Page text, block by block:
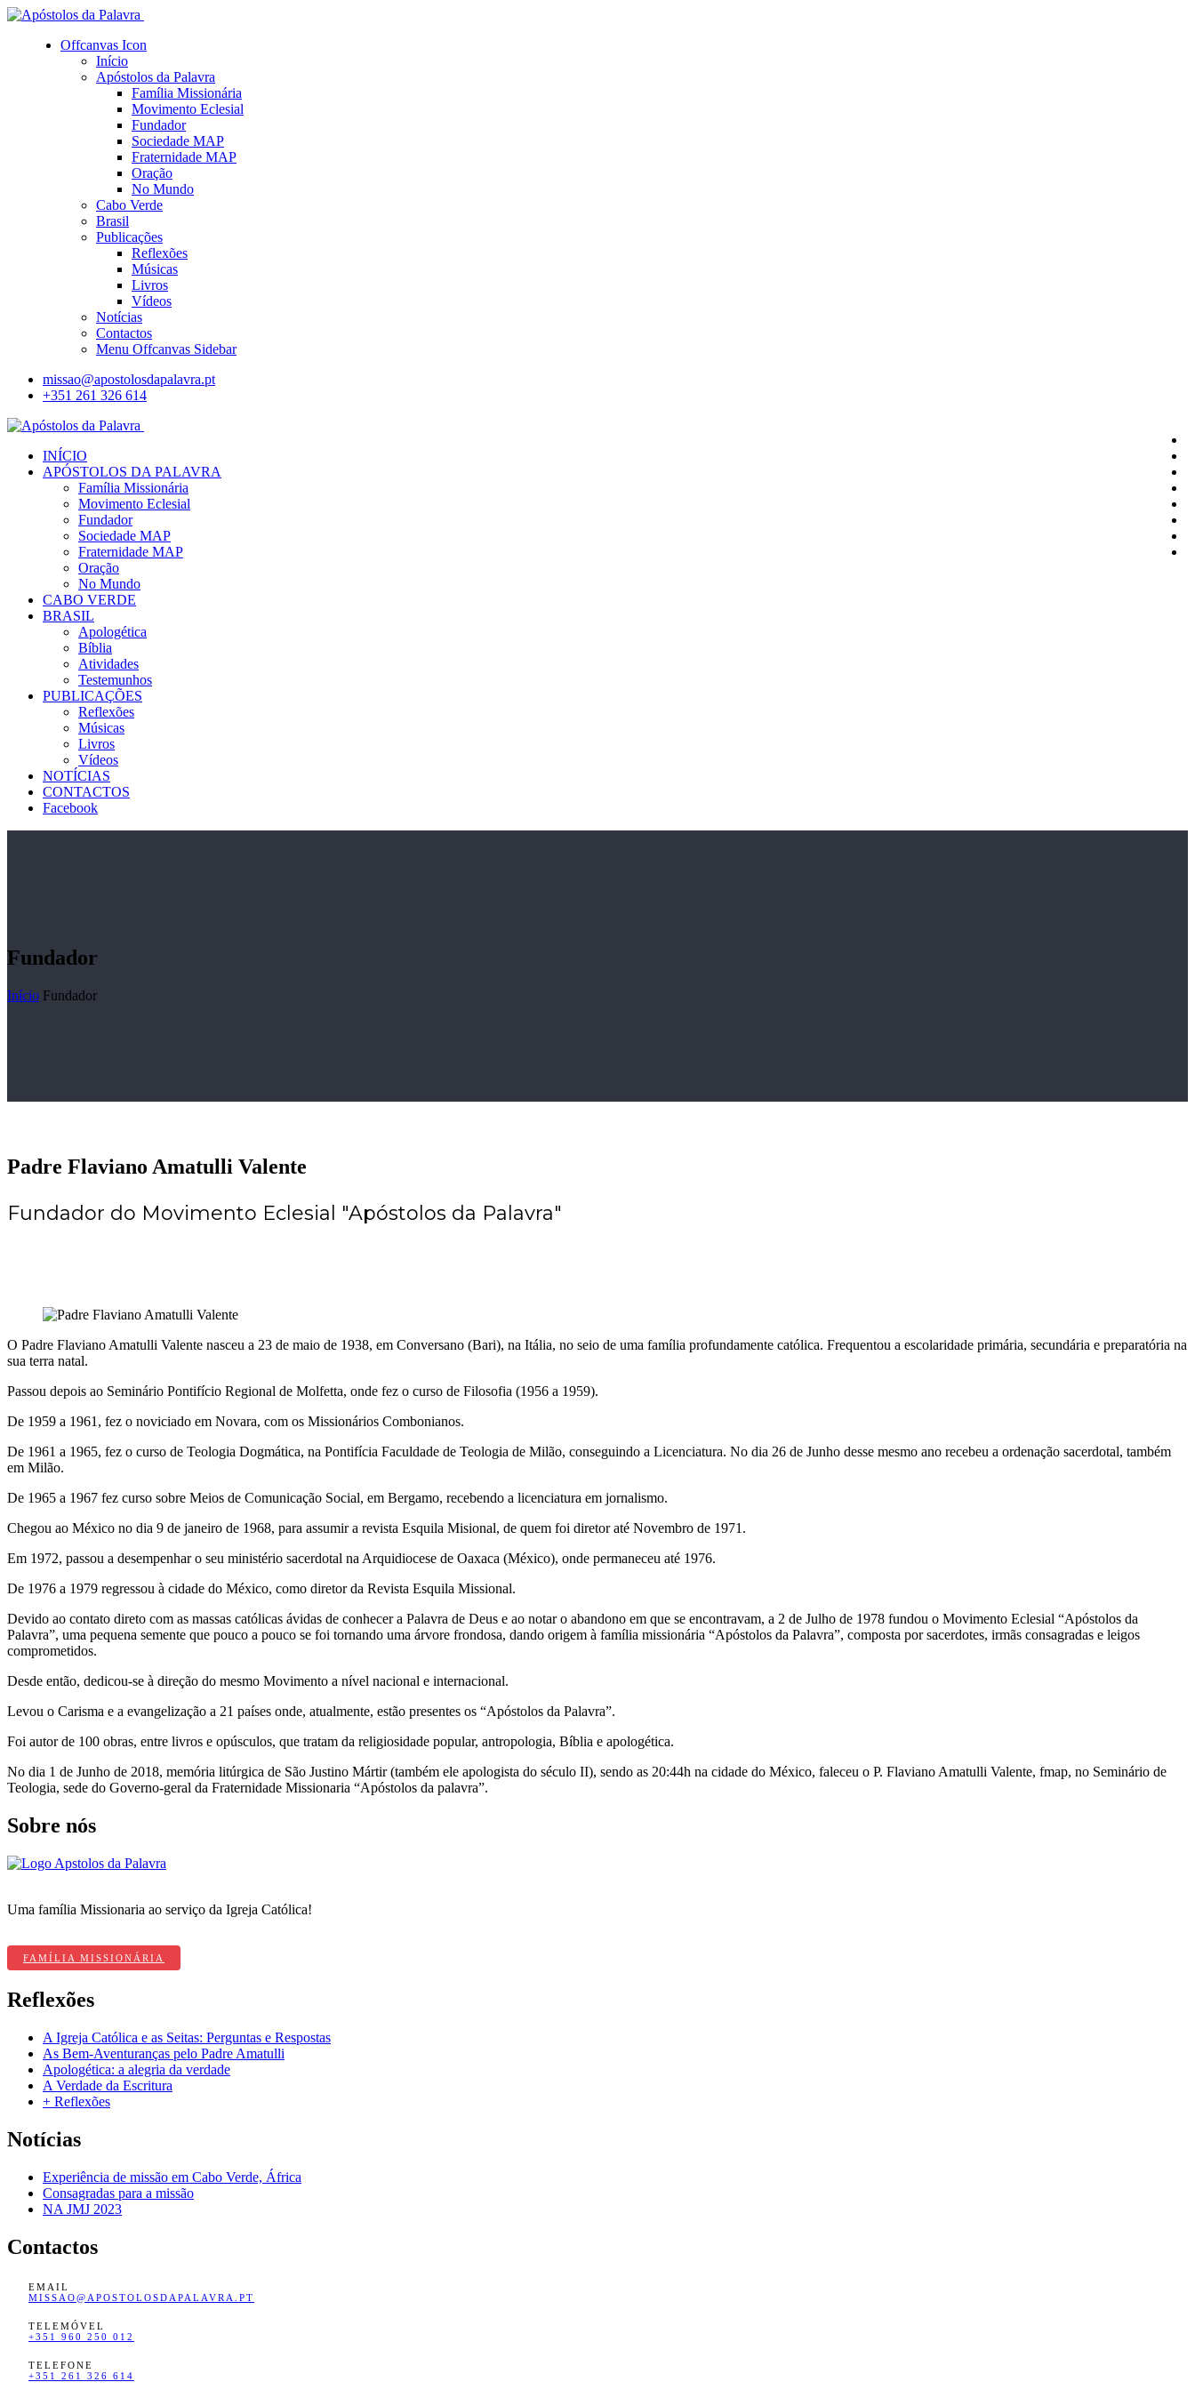
Offcanvas Icon
Início
Apóstolos da Palavra
Família Missionária
Movimento Eclesial
Fundador
Sociedade MAP
Fraternidade MAP
Oração
No Mundo
Cabo Verde
Brasil
Publicações
Reflexões
Músicas
Livros
Vídeos
Notícias
Contactos
Menu Offcanvas Sidebar
missao@apostolosdapalavra.pt
+351 261 326 614
INÍCIO
APÓSTOLOS DA PALAVRA
Família Missionária
Movimento Eclesial
Fundador
Sociedade MAP
Fraternidade MAP
Oração
No Mundo
CABO VERDE
BRASIL
Apologética
Bíblia
Atividades
Testemunhos
PUBLICAÇÕES
Reflexões
Músicas
Livros
Vídeos
NOTÍCIAS
CONTACTOS
Facebook
Fundador
Início Fundador
Padre Flaviano Amatulli Valente
Fundador do Movimento Eclesial "Apóstolos da Palavra"
O Padre Flaviano Amatulli Valente nasceu a 23 de maio de 1938, em Conversano (Bari), na Itália, no seio de uma família profundamente católica. Frequentou a escolaridade primária, secundária e preparatória na
sua terra natal.
Passou depois ao Seminário Pontifício Regional de Molfetta, onde fez o curso de Filosofia (1956 a 1959).
De 1959 a 1961, fez o noviciado em Novara, com os Missionários Combonianos.
De 1961 a 1965, fez o curso de Teologia Dogmática, na Pontifícia Faculdade de Teologia de Milão, conseguindo a Licenciatura. No dia 26 de Junho desse mesmo ano recebeu a ordenação sacerdotal, também
em Milão.
De 1965 a 1967 fez curso sobre Meios de Comunicação Social, em Bergamo, recebendo a licenciatura em jornalismo.
Chegou ao México no dia 9 de janeiro de 1968, para assumir a revista Esquila Misional, de quem foi diretor até Novembro de 1971.
Em 1972, passou a desempenhar o seu ministério sacerdotal na Arquidiocese de Oaxaca (México), onde permaneceu até 1976.
De 1976 a 1979 regressou à cidade do México, como diretor da Revista Esquila Missional.
Devido ao contato direto com as massas católicas ávidas de conhecer a Palavra de Deus e ao notar o abandono em que se encontravam, a 2 de Julho de 1978 fundou o Movimento Eclesial “Apóstolos da
Palavra”, uma pequena semente que pouco a pouco se foi tornando uma árvore frondosa, dando origem à família missionária “Apóstolos da Palavra”, composta por sacerdotes, irmãs consagradas e leigos
comprometidos.
Desde então, dedicou-se à direção do mesmo Movimento a nível nacional e internacional.
Levou o Carisma e a evangelização a 21 países onde, atualmente, estão presentes os “Apóstolos da Palavra”.
Foi autor de 100 obras, entre livros e opúsculos, que tratam da religiosidade popular, antropologia, Bíblia e apologética.
No dia 1 de Junho de 2018, memória litúrgica de São Justino Mártir (também ele apologista do século II), sendo as 20:44h na cidade do México, faleceu o P. Flaviano Amatulli Valente, fmap, no Seminário de
Teologia, sede do Governo-geral da Fraternidade Missionaria “Apóstolos da palavra”.
Sobre nós
Uma família Missionaria ao serviço da Igreja Católica!
FAMÍLIA MISSIONÁRIA
Reflexões
A Igreja Católica e as Seitas: Perguntas e Respostas
As Bem-Aventuranças pelo Padre Amatulli
Apologética: a alegria da verdade
A Verdade da Escritura
+ Reflexões
Notícias
Experiência de missão em Cabo Verde, África
Consagradas para a missão
NA JMJ 2023
Contactos
EMAIL
MISSAO@APOSTOLOSDAPALAVRA.PT
TELEMÓVEL
+351 960 250 012
TELEFONE
+351 261 326 614